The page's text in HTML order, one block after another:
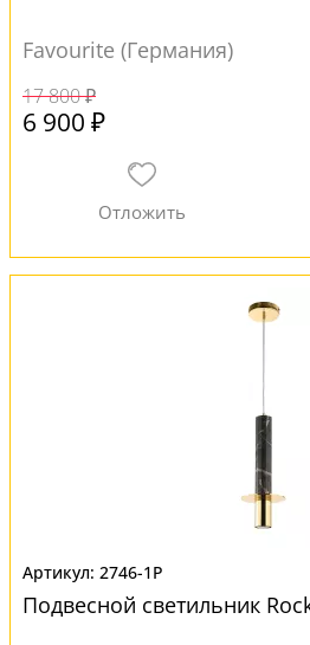
Favourite (Германия)
17 800 ₽
6 900 ₽
2746-1P
Подвесной светильник